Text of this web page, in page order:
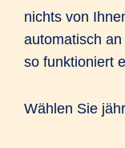
nichts von
automatisch an
so funktioniert
Wählen Sie